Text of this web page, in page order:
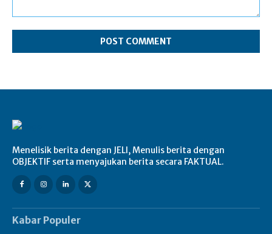
Menelisik berita dengan JELI, Menulis berita dengan
OBJEKTIF serta menyajukan berita secara FAKTUAL.
Kabar Populer